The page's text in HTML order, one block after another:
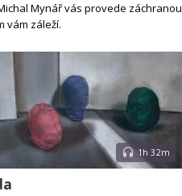
Mynář vás provede záchranou
vám záleží.
1h 32m